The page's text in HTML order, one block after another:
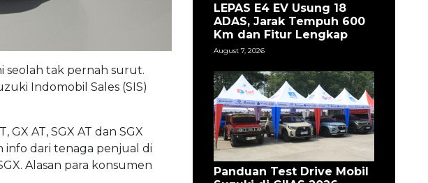
seolah tak pernah surut.
Indomobil Sales (SIS)
AT, SGX AT dan SGX
info dari tenaga penjual di
Alasan para konsumen
LEPAS E4 EV Usung 18
ADAS, Jarak Tempuh 600
Km dan Fitur Lengkap
August 7, 2026
Panduan Test Drive Mobil